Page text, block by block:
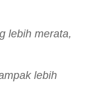
lebih merata,
lebih